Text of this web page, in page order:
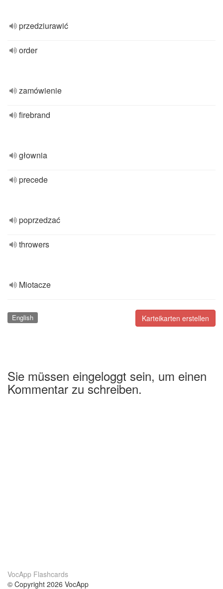
przedziurawić
order
zamówienie
firebrand
głownia
precede
poprzedzać
throwers
Miotacze
Karteikarten erstellen
English
Sie müssen eingeloggt sein, um einen
Kommentar zu schreiben.
VocApp Flashcards
© Copyright 2026 VocApp